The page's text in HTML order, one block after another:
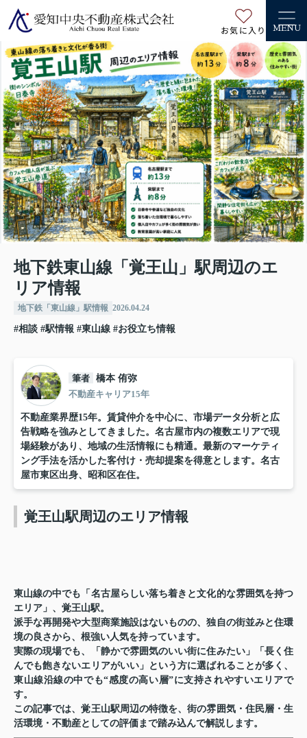
お気に入り MENU
地下鉄東山線「覚王山」駅周辺のエ
リア情報
地下鉄「東山線」駅情報 2026.04.24
#相談 #駅情報 #東山線 #お役立ち情報
筆者 橋本 侑弥
不動産キャリア15年
不動産業界歴15年。賃貸仲介を中心に、市場データ分析と広
告戦略を強みとしてきました。名古屋市内の複数エリアで現
場経験があり、地域の生活情報にも精通。最新のマーケティ
ング手法を活かした客付け・売却提案を得意とします。名古
屋市東区出身、昭和区在住。
覚王山駅周辺のエリア情報
東山線の中でも「名古屋らしい落ち着きと文化的な雰囲気を持つ
エリア」、覚王山駅。
派手な再開発や大型商業施設はないものの、独自の街並みと住環
境の良さから、根強い人気を持っています。
実際の現場でも、「静かで雰囲気のいい街に住みたい」「長く住
んでも飽きないエリアがいい」という方に選ばれることが多く、
東山線沿線の中でも“感度の高い層”に支持されやすいエリアで
す。
この記事では、覚王山駅周辺の特徴を、街の雰囲気・住民層・生
活環境・不動産としての評価まで踏み込んで解説します。